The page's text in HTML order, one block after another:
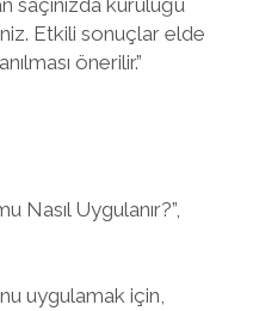
saçınızda kuruluğu
Etkili sonuçlar elde
önerilir.”
Nasıl Uygulanır?”,
uygulamak için,